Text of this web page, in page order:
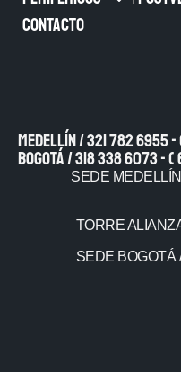
CONTACTO
Medellín / 321 782 6955 -
Bogotá / 318 338 6073 - (
SEDE
TORRE
SEDE BOGOTÁ